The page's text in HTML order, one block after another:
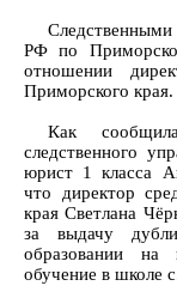
Следственными
РФ по
отношении
Приморского края.
Как
следственного
юрист 1 класса
что директор
края Светлана
за выдачу
образовании на
обучение в школе